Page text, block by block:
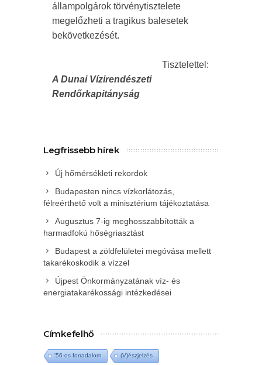
állampolgárok törvénytisztelete
megelőzheti a tragikus balesetek
bekövetkezését.
Tisztelettel:
A Dunai Vízirendészeti
Rendőrkapitányság
Legfrissebb hírek
Új hőmérsékleti rekordok
Budapesten nincs vízkorlátozás,
félreérthető volt a minisztérium tájékoztatása
Augusztus 7-ig meghosszabbították a
harmadfokú hőségriasztást
Budapest a zöldfelületei megóvása mellett
takarékoskodik a vízzel
Újpest Önkormányzatának víz- és
energiatakarékossági intézkedései
Címkefelhő
'56-os forradalom (V)észjelzés